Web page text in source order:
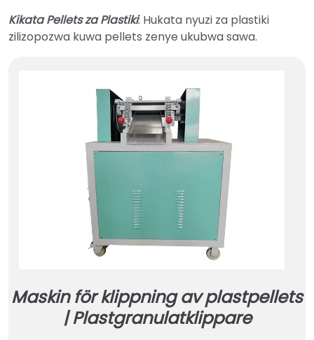
Kikata Pellets za Plastiki: Hukata nyuzi za plastiki
zilizopozwa kuwa pellets zenye ukubwa sawa.
Maskin för klippning av plastpellets
| Plastgranulatklippare